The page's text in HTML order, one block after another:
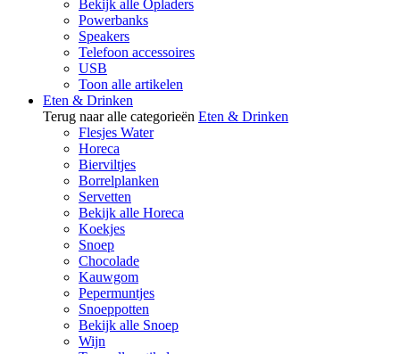
Bekijk alle Opladers
Powerbanks
Speakers
Telefoon accessoires
USB
Toon alle artikelen
Eten & Drinken
Terug naar alle categorieën Eten & Drinken
Flesjes Water
Horeca
Bierviltjes
Borrelplanken
Servetten
Bekijk alle Horeca
Koekjes
Snoep
Chocolade
Kauwgom
Pepermuntjes
Snoeppotten
Bekijk alle Snoep
Wijn